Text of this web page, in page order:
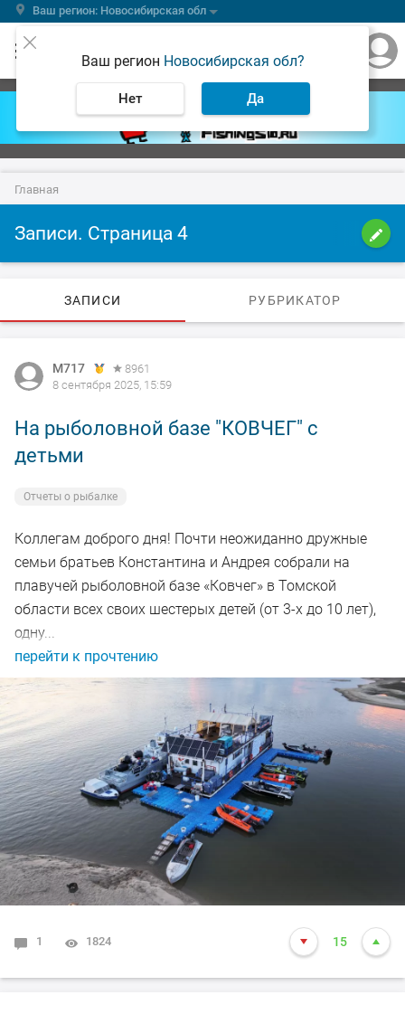
Ваш регион: Новосибирская обл
Ваш регион Новосибирская обл?
Нет Да
Главная
Записи. Страница 4
ЗАПИСИ РУБРИКАТОР
М717
8961
8 сентября 2025, 15:59
На рыболовной базе "КОВЧЕГ" с
детьми
Отчеты о рыбалке
Коллегам доброго дня! Почти неожиданно дружные
семьи братьев Константина и Андрея собрали на
плавучей рыболовной базе «Ковчег» в Томской
области всех своих шестерых детей (от 3-х до 10 лет),
одну...
перейти к прочтению
1 1824 15